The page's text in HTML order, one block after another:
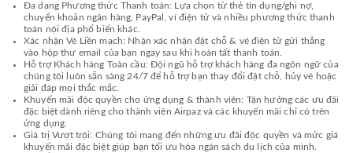
Đa dạng Phương thức Thanh toán: Lựa chọn từ thẻ tín dụng/ghi nợ,
chuyển khoản ngân hàng, PayPal, ví điện tử và nhiều phương thức thanh
toán nội địa phổ biến khác.
Xác nhận Vé Liền mạch: Nhận xác nhận đặt chỗ & vé điện tử gửi thẳng
vào hộp thư email của bạn ngay sau khi hoàn tất thanh toán.
Hỗ trợ Khách hàng Toàn cầu: Đội ngũ hỗ trợ khách hàng đa ngôn ngữ của
chúng tôi luôn sẵn sàng 24/7 để hỗ trợ bạn thay đổi đặt chỗ, hủy vé hoặc
giải đáp mọi thắc mắc.
Khuyến mãi độc quyền cho ứng dụng & thành viên: Tận hưởng các ưu đãi
đặc biệt dành riêng cho thành viên Airpaz và các khuyến mãi chỉ có trên
ứng dụng.
Giá trị Vượt trội: Chúng tôi mang đến những ưu đãi độc quyền và mức giá
khuyến mãi đặc biệt giúp bạn tối ưu hóa ngân sách du lịch của mình.